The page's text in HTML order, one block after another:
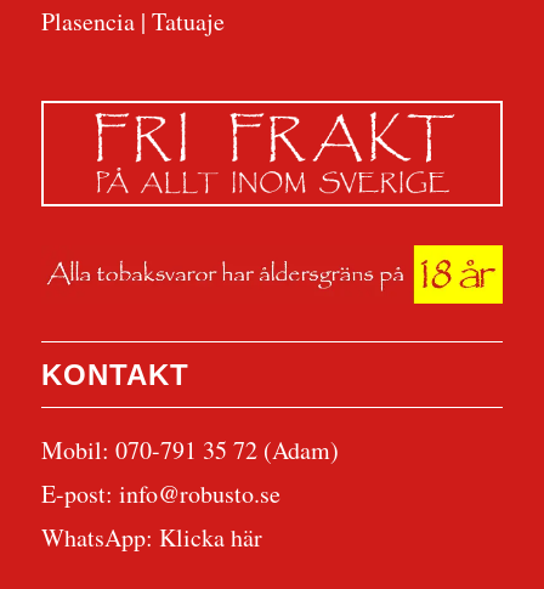
Plasencia| Tatuaje
KONTAKT
Mobil: 070-791 35 72 (Adam)
E-post: info@robusto.se
WhatsApp: Klicka här